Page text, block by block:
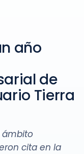
año
de
Tierra
ámbito
cita en la